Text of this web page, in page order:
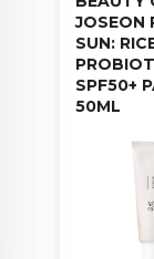
JOSEON
SUN:
SPF50+
50ML